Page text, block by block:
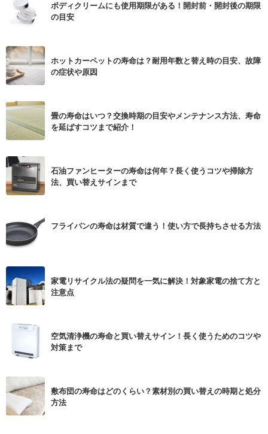
ボディクリームにも使用期限がある！開封前・開封後の期限
の目安
ホットカーペットの寿命は？耐用年数と替え時の目安、故障
の症状や原因
畳の寿命はいつ？交換時期の目安やメンテナンス方法、寿命
を延ばすコツまで紹介！
石油ファンヒーターの寿命は何年？長く使うコツや掃除方
法、買い替えサインまで
フライパンの寿命は材質で違う！使い方で長持ちさせる方法
家電リサイクル法の疑問を一気に解決！対象家電の捨て方と
注意点
空気清浄機の寿命と買い替えサイン！長く使うためのコツや
対策まで
敷布団の寿命はどのくらい？素材別の買い替えの時期と処分
方法